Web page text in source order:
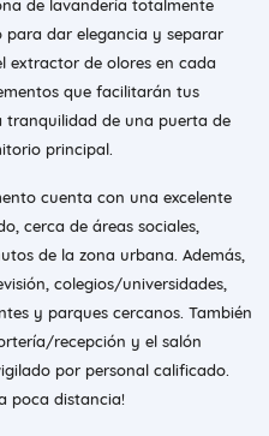
de lavandería totalmente
dar elegancia y separar
extractor de olores en cada
que facilitarán tus
tranquilidad de una puerta de
principal.
cuenta con una excelente
cerca de áreas sociales,
de la zona urbana. Además,
colegios/universidades,
y parques cercanos. También
recepción y el salón
por personal calificado.
poca distancia!